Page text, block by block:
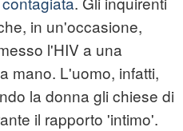
in un'occasione,
l'HIV a una
mano. L'uomo, infatti,
la donna gli chiese di
il rapporto 'intimo'.